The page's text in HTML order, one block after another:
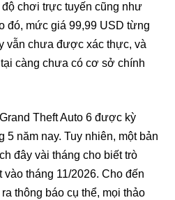
chơi trực tuyến cũng như
đó, mức giá 99,99 USD từng
vẫn chưa được xác thực, và
càng chưa có cơ sở chính
Theft Auto 6 được kỳ
5 năm nay. Tuy nhiên, một bản
đây vài tháng cho biết trò
tháng 11/2026. Cho đến
thông báo cụ thể, mọi thảo